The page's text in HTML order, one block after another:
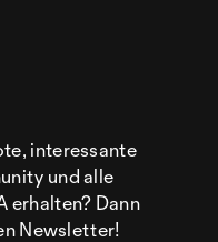
interessante
und alle
erhalten? Dann
Newsletter!